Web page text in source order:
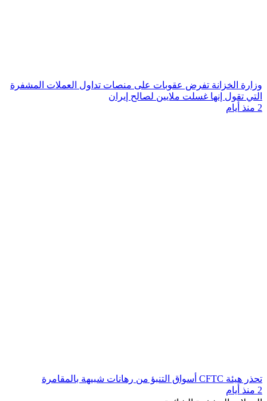
وزارة الخزانة تفرض عقوبات على منصات تداول العملات المشفرة
التي تقول إنها غسلت ملايين لصالح إيران
2 منذ أيام
تحذر هيئة CFTC أسواق التنبؤ من رهانات شبيهة بالمقامرة
2 منذ أيام